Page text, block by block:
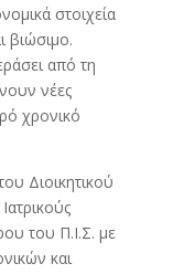
στοιχεία
βιώσιμο.
από τη
νέες
χρονικό
Διοικητικού
του Π.Ι.Σ. με
και